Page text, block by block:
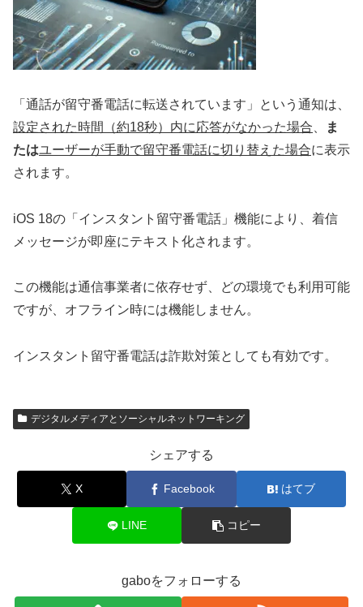
「通話が留守番電話に転送されています」という通知は、
設定された時間（約18秒）内に応答がなかった場合
ま
たはユーザーが手動で留守番電話に切り替えた場合に表示
されます。
iOS 18の「インスタント留守番電話」機能により、着信
メッセージが即座にテキスト化されます。
この機能は通信事業者に依存せず、どの環境でも利用可能
ですが、オフライン時には機能しません。
インスタント留守番電話は詐欺対策としても有効です。
デジタルメディアとソーシャルネットワーキング
シェアする
X Facebook はてブ
LINE コピー
gaboをフォローする